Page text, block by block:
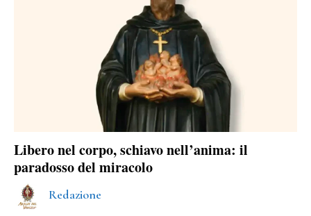
Libero nel corpo, schiavo nell’anima: il
paradosso del miracolo
Redazione